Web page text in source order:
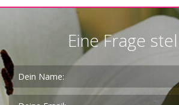
Eine Frage